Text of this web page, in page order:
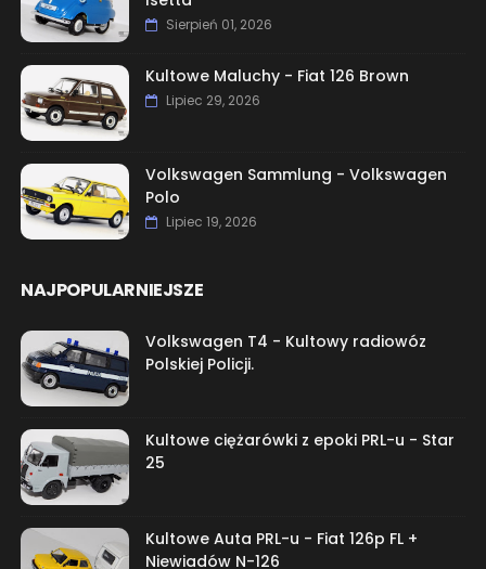
Sierpień 01, 2026
Kultowe Maluchy - Fiat 126 Brown
Lipiec 29, 2026
Volkswagen Sammlung - Volkswagen
Polo
Lipiec 19, 2026
NAJPOPULARNIEJSZE
Volkswagen T4 - Kultowy radiowóz
Polskiej Policji.
Kultowe ciężarówki z epoki PRL-u - Star
25
Kultowe Auta PRL-u - Fiat 126p FL +
Niewiadów N-126